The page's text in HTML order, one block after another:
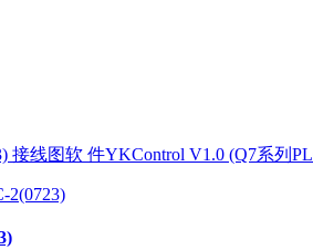
接线图软 件YKControl V1.0 (Q7系